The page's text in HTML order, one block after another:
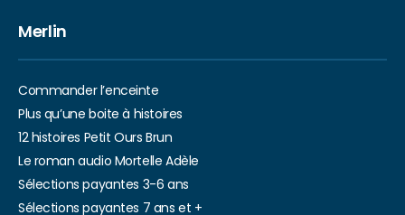
Merlin
Commander l’enceinte
Plus qu’une boite à histoires
12 histoires Petit Ours Brun
Le roman audio Mortelle Adèle
Sélections payantes 3-6 ans
Sélections payantes 7 ans et +